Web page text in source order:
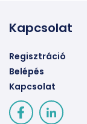
Kapcsolat
Regisztráció
Belépés
Kapcsolat